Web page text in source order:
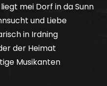
mei Dorf in da Sunn
und Liebe
in Irdning
der Heimat
Musikanten